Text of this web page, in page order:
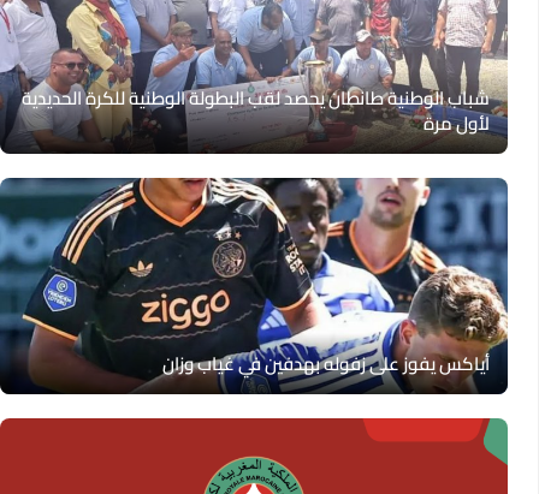
شباب الوطنية طانطان يحصد لقب البطولة الوطنية للكرة الحديدية
لأول مرة
أياكس يفوز على زفوله بهدفين في غياب وزان